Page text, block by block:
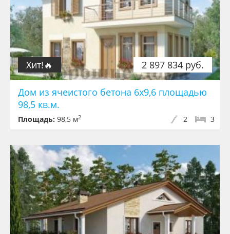
2 897 834 руб.
Хит!🔥
Дом из ячеистого бетона 6x9,6 площадью
98,5 кв.м.
Площадь: 98,5 м2 3
2